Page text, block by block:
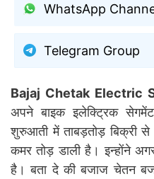
WhatsApp
Telegram Group
Bajaj Chetak Electric
अपने बाइक इलेक्ट्रिक
शुरुआती में ताबड़तोड़ बिक्री से
कमर तोड़ डाली है। इन्होंने
है। बता दे की बजाज चेतन